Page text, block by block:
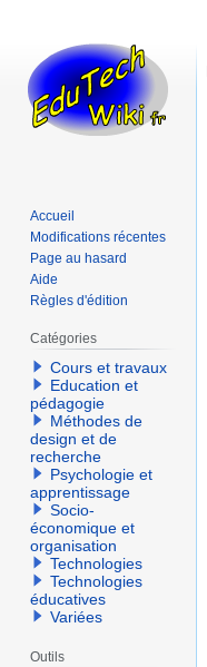
Accueil
Modifications récentes
Page au hasard
Aide
Règles d'édition
Catégories
Cours et travaux
Education et
pédagogie
Méthodes de
design et de
recherche
Psychologie et
apprentissage
Socio-
économique et
organisation
Technologies
Technologies
éducatives
Variées
Outils